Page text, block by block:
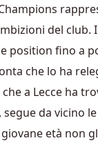
del club.
position fino a
che lo ha
che a Lecce ha
da vicino
età non